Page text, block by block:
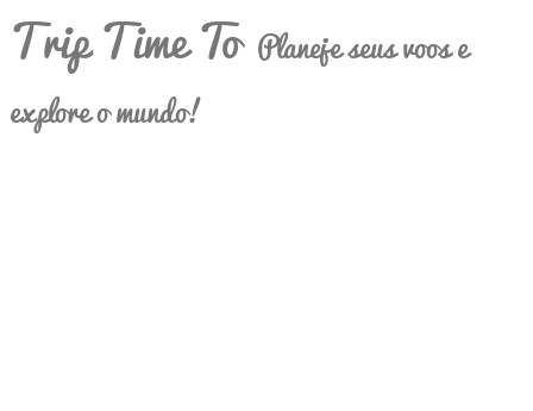
Trip Time To Planeje seus voos e
explore o mundo!